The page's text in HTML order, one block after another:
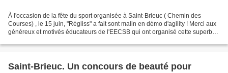
À l'occasion de la fête du sport organisée à Saint-Brieuc ( Chemin des
Courses) , le 15 juin, "Régliss" a fait sont malin en démo d'agility ! Merci aux
généreux et motivés éducateurs de l'EECSB qui ont organisé cette superbe
Saint-Brieuc. Un concours de beauté pour